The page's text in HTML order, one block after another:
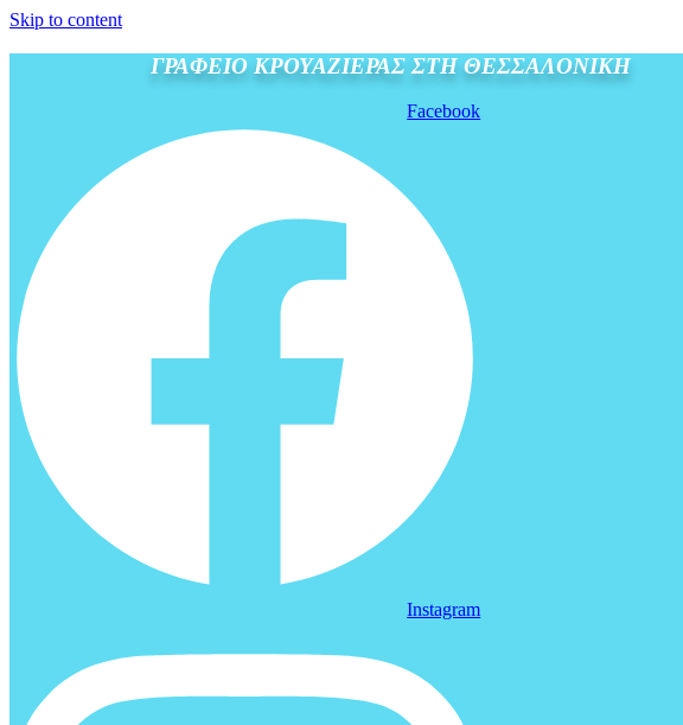
Skip to content
ΓΡΑΦΕΙΟ ΚΡΟΥΑΖΙΕΡΑΣ ΣΤΗ ΘΕΣΣΑΛΟΝΙΚΗ
Facebook
Instagram